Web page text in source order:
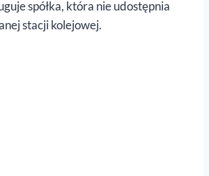
spółka, która nie udostępnia
stacji kolejowej.